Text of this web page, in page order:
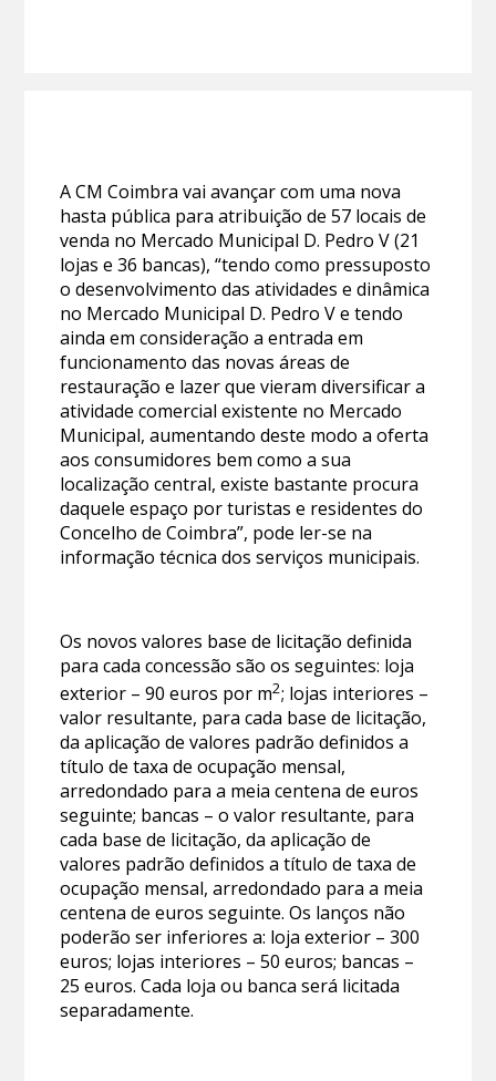
A CM Coimbra vai avançar com uma nova
hasta pública para atribuição de 57 locais de
venda no Mercado Municipal D. Pedro V (21
lojas e 36 bancas), “tendo como pressuposto
o desenvolvimento das atividades e dinâmica
no Mercado Municipal D. Pedro V e tendo
ainda em consideração a entrada em
funcionamento das novas áreas de
restauração e lazer que vieram diversificar a
atividade comercial existente no Mercado
Municipal, aumentando deste modo a oferta
aos consumidores bem como a sua
localização central, existe bastante procura
daquele espaço por turistas e residentes do
Concelho de Coimbra”, pode ler-se na
informação técnica dos serviços municipais.
Os novos valores base de licitação definida
para cada concessão são os seguintes: loja
exterior – 90 euros por m2; lojas interiores –
valor resultante, para cada base de licitação,
da aplicação de valores padrão definidos a
título de taxa de ocupação mensal,
arredondado para a meia centena de euros
seguinte; bancas – o valor resultante, para
cada base de licitação, da aplicação de
valores padrão definidos a título de taxa de
ocupação mensal, arredondado para a meia
centena de euros seguinte. Os lanços não
poderão ser inferiores a: loja exterior – 300
euros; lojas interiores – 50 euros; bancas –
25 euros. Cada loja ou banca será licitada
separadamente.